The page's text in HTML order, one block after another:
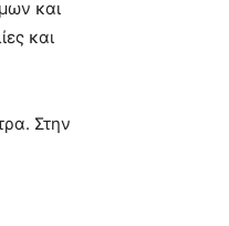
και
και
Στην